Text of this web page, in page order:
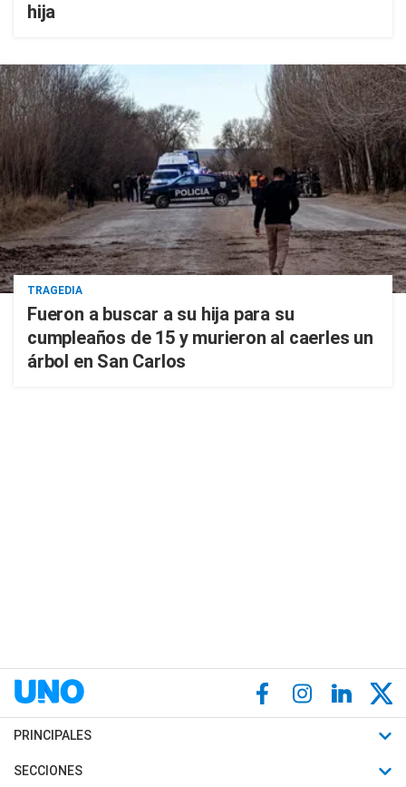
hija
TRAGEDIA
Fueron a buscar a su hija para su
cumpleaños de 15 y murieron al caerles un
árbol en San Carlos
PRINCIPALES
Últimas Noticias
SECCIONES